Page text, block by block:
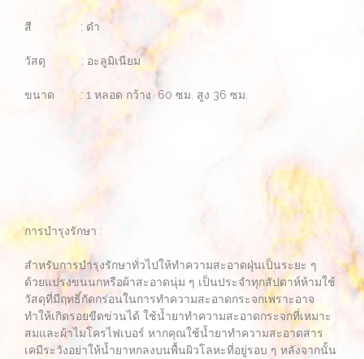
สี : ดำ
วัสดุ : อะลูมิเนียม
ขนาด : 1 หลอด กว้าง 60 ซม. สูง 36 ซม.
การบำรุงรักษา :
สำหรับการบำรุงรักษาทั่วไปให้ทำความสะอาดฝุ่นเป็นระยะ ๆ
ด้วยแปรงขนนกหรือผ้าสะอาดนุ่ม ๆ เป็นประจำทุกสัปดาห์ห้ามใช้
วัสดุที่มีฤทธิ์กัดกร่อนในการทำความสะอาดกระจกเพราะอาจ
ทำให้เกิดรอยขีดข่วนได้ ใช้น้ำยาทำความสะอาดกระจกที่เหมาะ
สมและผ้าไมโครไฟเบอร์ หากคุณใช้น้ำยาทำความสะอาดสาร
เคมีระวังอย่าให้น้ำยาหกลงบนพื้นผิวโลหะที่อยู่รอบ ๆ หลังจากนั้น